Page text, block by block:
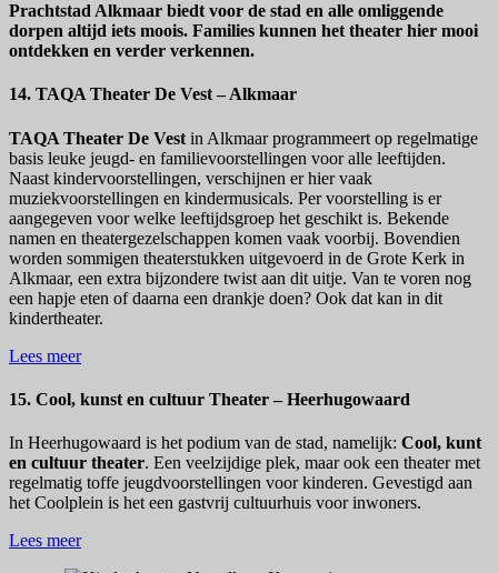
Prachtstad Alkmaar biedt voor de stad en alle omliggende
dorpen altijd iets moois. Families kunnen het theater hier mooi
ontdekken en verder verkennen.
14. TAQA Theater De Vest – Alkmaar
TAQA Theater De Vest in Alkmaar programmeert op regelmatige
basis leuke jeugd- en familievoorstellingen voor alle leeftijden.
Naast kindervoorstellingen, verschijnen er hier vaak
muziekvoorstellingen en kindermusicals. Per voorstelling is er
aangegeven voor welke leeftijdsgroep het geschikt is. Bekende
namen en theatergezelschappen komen vaak voorbij. Bovendien
worden sommigen theaterstukken uitgevoerd in de Grote Kerk in
Alkmaar, een extra bijzondere twist aan dit uitje. Van te voren nog
een hapje eten of daarna een drankje doen? Ook dat kan in dit
kindertheater.
Lees meer
15. Cool, kunst en cultuur Theater – Heerhugowaard
In Heerhugowaard is het podium van de stad, namelijk: Cool, kunt
en cultuur theater. Een veelzijdige plek, maar ook een theater met
regelmatig toffe jeugdvoorstellingen voor kinderen. Gevestigd aan
het Coolplein is het een gastvrij cultuurhuis voor inwoners.
Lees meer